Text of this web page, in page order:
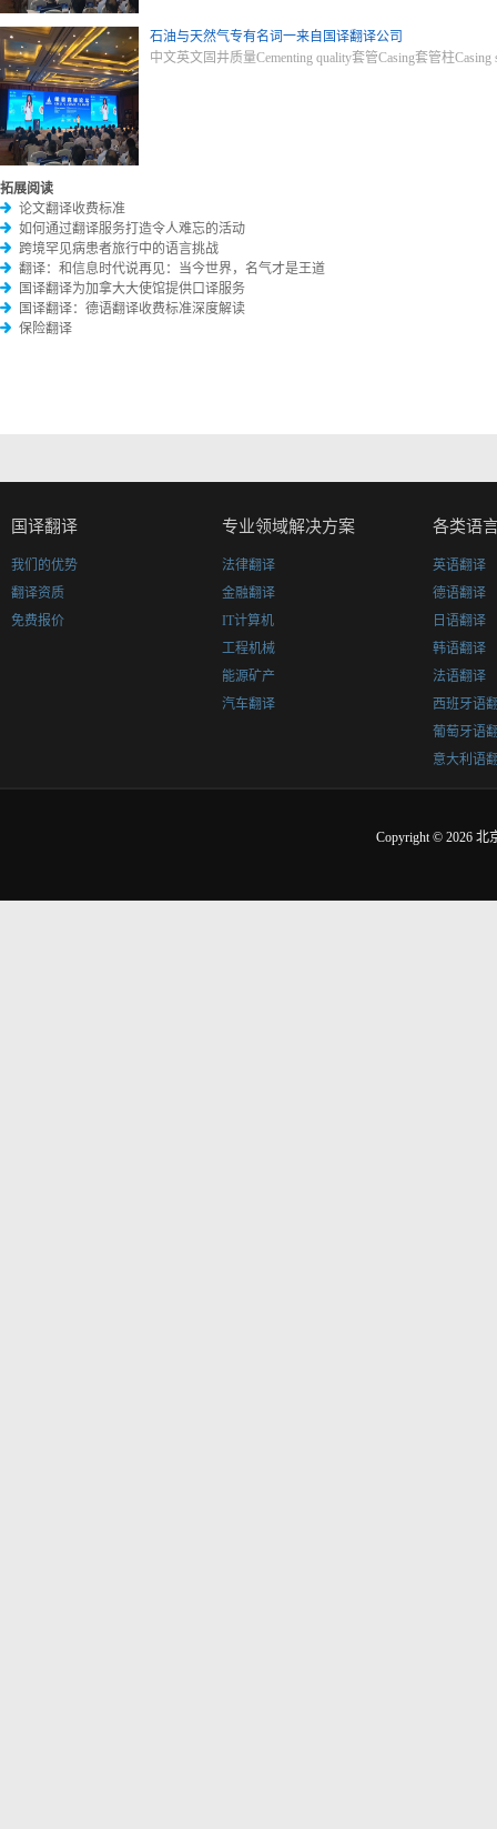
石油与天然气专有名词一来自国译翻译公司
中文英文固井质量Cementing quality套管Casing套管柱
拓展阅读
论文翻译收费标准
如何通过翻译服务打造令人难忘的活动
跨境罕见病患者旅行中的语言挑战
翻译：和信息时代说再见：当今世界，名气才是王道
国译翻译为加拿大大使馆提供口译服务
国译翻译：德语翻译收费标准深度解读
保险翻译
国译翻译
我们的优势
翻译资质
免费报价
专业领域解决方案
法律翻译
金融翻译
IT计算机
工程机械
能源矿产
汽车翻译
各类语
英语翻译
德语翻译
日语翻译
韩语翻译
法语翻译
西班牙语
葡萄牙语
意大利语
Copyright © 2026 北